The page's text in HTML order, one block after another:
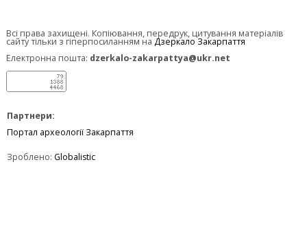
Всі права захищені. Копіювання, передрук, цитування матеріалів
сайту тільки з гіперпосиланням на Дзеркало Закарпаття
Електронна пошта: dzerkalo-zakarpattya@ukr.net
Партнери:
Портал археології Закарпаття
Зроблено: Globalistic